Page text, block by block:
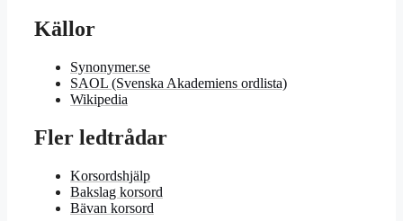
Källor
Synonymer.se
SAOL (Svenska Akademiens ordlista)
Wikipedia
Fler ledtrådar
Korsordshjälp
Bakslag korsord
Bävan korsord